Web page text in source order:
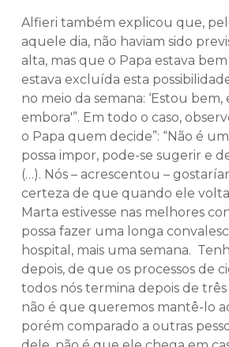
Alfieri também explicou que,
aquele dia, não haviam sido
alta, mas que o Papa estava
estava excluída esta
no meio da semana: ‘Estou
embora'”. Em todo o caso,
o Papa quem decide”: “Não é
possa impor, pode-se sugerir e
(…). Nós – acrescentou –
certeza de que quando ele
Marta estivesse nas melhores
possa fazer uma longa
hospital, mais uma semana.
depois, de que os processos de
todos nós termina depois de três
não é que queremos mantê-lo
porém comparado a outras